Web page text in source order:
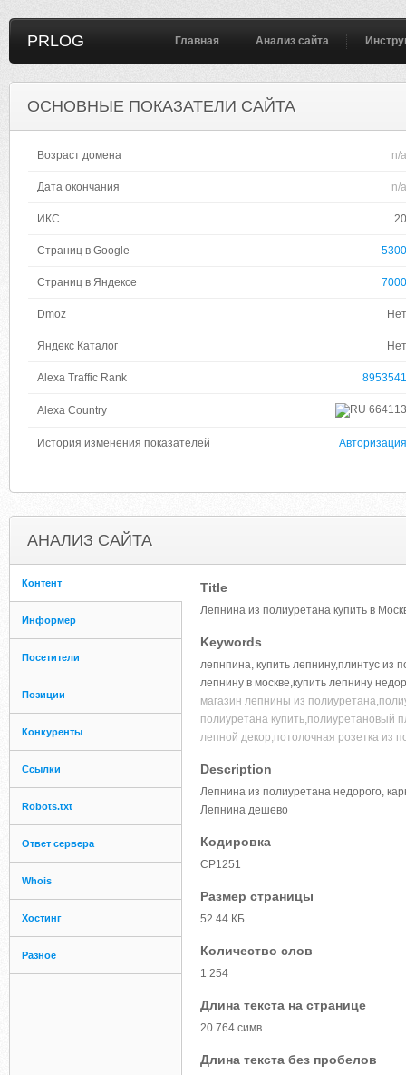
PRLOG Главная Анализ сайта
ОСНОВНЫЕ ПОКАЗАТЕЛИ САЙТА
Возраст домена n/a
Дата окончания n/a
ИКС 20
Страниц в Google 5300
Страниц в Яндексе 7000
Dmoz Нет
Яндекс Каталог Нет
Alexa Traffic Rank 8953541
Alexa Country 664113
История изменения показателей Авторизация
АНАЛИЗ САЙТА
Контент
Информер
Посетители
Позиции
Конкуренты
Ссылки
Robots.txt
Ответ сервера
Whois
Хостинг
Разное
Title
Лепнина из полиуретана купить в
Keywords
лепнпина, купить лепнину,плинтус из
лепнину в москве,купить лепнину
магазин лепнины из
полиуретана купить,полиуретановый
лепной декор,потолочная розетка из
Description
Лепнина из полиуретана недорого,
Лепнина дешево
Кодировка
CP1251
Размер страницы
52.44 КБ
Количество слов
1 254
Длина текста на странице
20 764 симв.
Длина текста без пробелов